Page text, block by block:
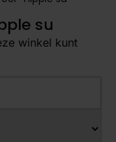
su
winkel kunt